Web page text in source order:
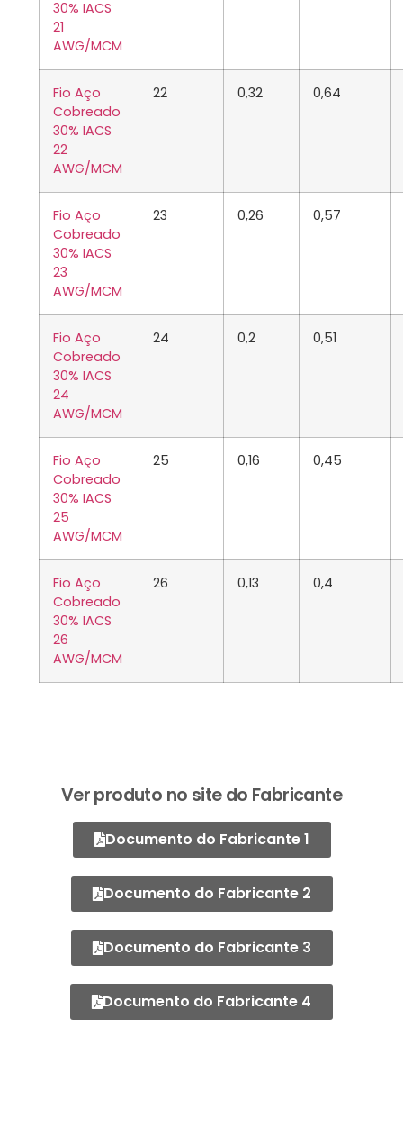
30% IACS
21
AWG/MCM
Fio Aço
Cobreado
30% IACS
22
AWG/MCM
22 0,32 0,64
Fio Aço
Cobreado
30% IACS
23
AWG/MCM
23 0,26 0,57
Fio Aço
Cobreado
30% IACS
24
AWG/MCM
24 0,2 0,51
Fio Aço
Cobreado
30% IACS
25
AWG/MCM
25 0,16 0,45
Fio Aço
Cobreado
30% IACS
26
AWG/MCM
26 0,13 0,4
Ver produto no site do Fabricante
Documento do Fabricante 1
Documento do Fabricante 2
Documento do Fabricante 3
Documento do Fabricante 4